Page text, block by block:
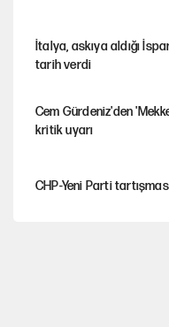
İtalya, askıya aldığı
tarih verdi
Cem Gürdeniz'den
kritik uyarı
CHP-Yeni Parti